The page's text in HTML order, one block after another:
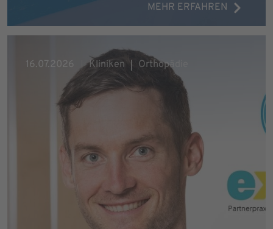
MEHR ERFAHREN
16.07.2026 Kliniken Orthopädie